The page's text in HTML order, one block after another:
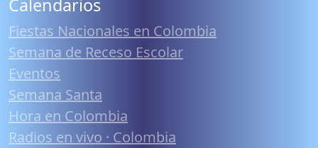
Calendarios
Fiestas Nacionales en Colombia
Semana de Receso Escolar
Eventos
Semana Santa
Hora en Colombia
Radios en vivo · Colombia